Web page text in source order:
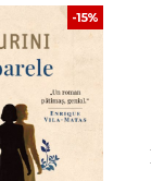
plină de
O lectură
-15%